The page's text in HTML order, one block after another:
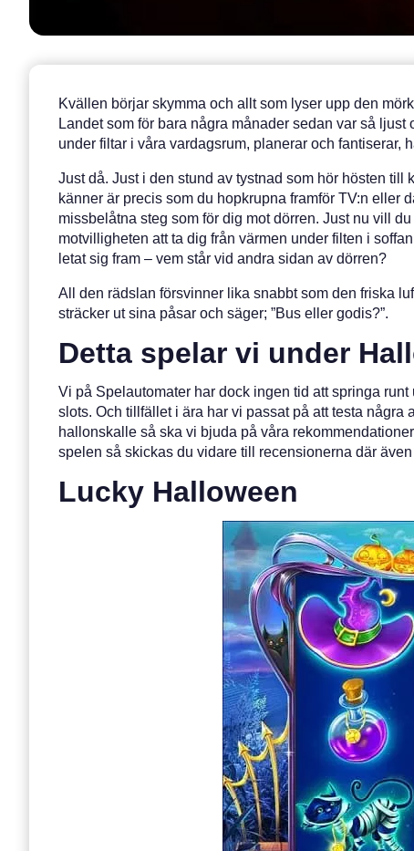
Kvällen börjar skymma och allt som lyser upp den
Landet som för bara några månader sedan var så
under filtar i våra vardagsrum, planerar och fantiserar,
Just då. Just i den stund av tystnad som hör hösten
känner är precis som du hopkrupna framför TV:n eller
missbelåtna steg som för dig mot dörren. Just nu vill
motvilligheten att ta dig från värmen under filten i
letat sig fram – vem står vid andra sidan av dörren?
All den rädslan försvinner lika snabbt som den friska
sträcker ut sina påsar och säger; ”Bus eller godis?”.
Detta spelar vi under
Vi på Spelautomater har dock ingen tid att springa
slots. Och tillfället i ära har vi passat på att testa
hallonskalle så ska vi bjuda på våra
spelen så skickas du vidare till recensionerna där
Lucky Halloween